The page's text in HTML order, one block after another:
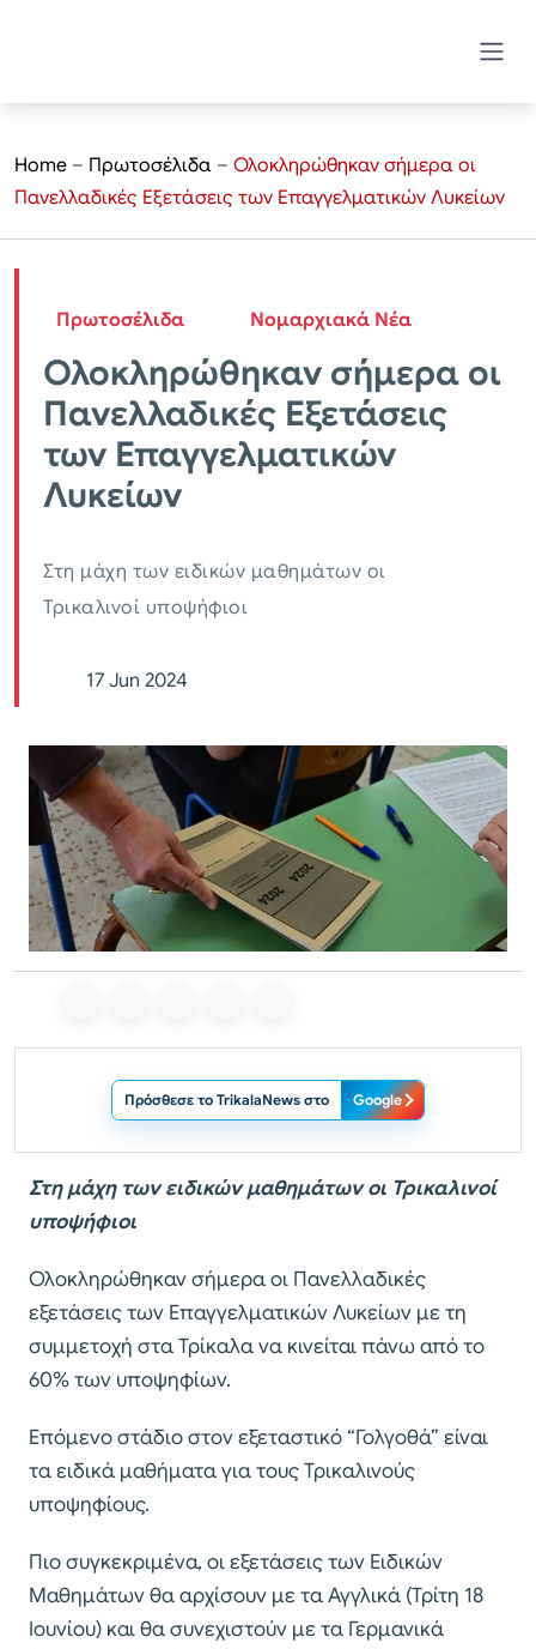
Home – Πρωτοσέλιδα – Ολοκληρώθηκαν σήμερα οι
Πανελλαδικές Εξετάσεις των Επαγγελματικών Λυκείων
Πρωτοσέλιδα Νομαρχιακά Νέα
Ολοκληρώθηκαν σήμερα οι
Πανελλαδικές Εξετάσεις
των Επαγγελματικών
Λυκείων
Στη μάχη των ειδικών μαθημάτων οι
Τρικαλινοί υποψήφιοι
17 Jun 2024
Πρόσθεσε το TrikalaNews στο Google
Στη μάχη των ειδικών μαθημάτων οι Τρικαλινοί
υποψήφιοι
Ολοκληρώθηκαν σήμερα οι Πανελλαδικές
εξετάσεις των Επαγγελματικών Λυκείων με τη
συμμετοχή στα Τρίκαλα να κινείται πάνω από το
60% των υποψηφίων.
Επόμενο στάδιο στον εξεταστικό “Γολγοθά” είναι
τα ειδικά μαθήματα για τους Τρικαλινούς
υποψηφίους.
Πιο συγκεκριμένα, οι εξετάσεις των Ειδικών
Μαθημάτων θα αρχίσουν με τα Αγγλικά (Τρίτη 18
Ιουνίου) και θα συνεχιστούν με τα Γερμανικά